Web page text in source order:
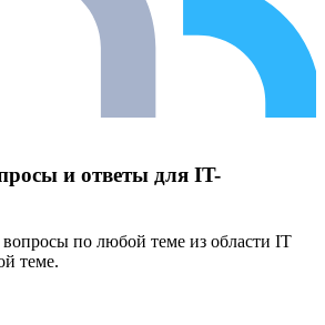
и ответы для IT-
по любой теме из области IT
теме.